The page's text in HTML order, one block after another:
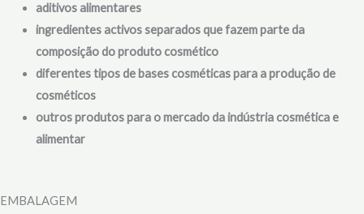
aditivos alimentares
ingredientes activos separados que fazem parte da
composição do produto cosmético
diferentes tipos de bases cosméticas para a produção de
cosméticos
outros produtos para o mercado da indústria cosmética e
alimentar
EMBALAGEM